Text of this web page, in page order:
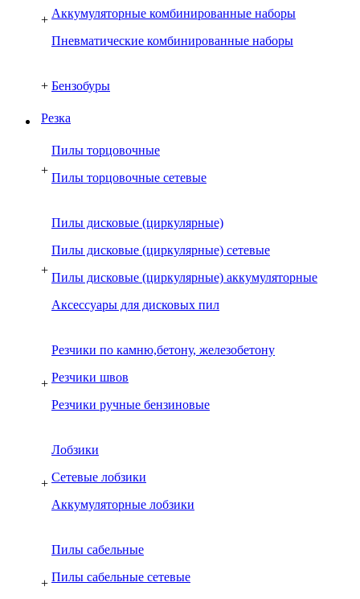
+ Аккумуляторные комбинированные наборы
Пневматические комбинированные наборы
+ Бензобуры
Резка
+
Пилы торцовочные
Пилы торцовочные сетевые
+
Пилы дисковые (циркулярные)
Пилы дисковые (циркулярные) сетевые
Пилы дисковые (циркулярные) аккумуляторные
Аксессуары для дисковых пил
+
Резчики по камню,бетону, железобетону
Резчики швов
Резчики ручные бензиновые
+
Лобзики
Сетевые лобзики
Аккумуляторные лобзики
+
Пилы сабельные
Пилы сабельные сетевые